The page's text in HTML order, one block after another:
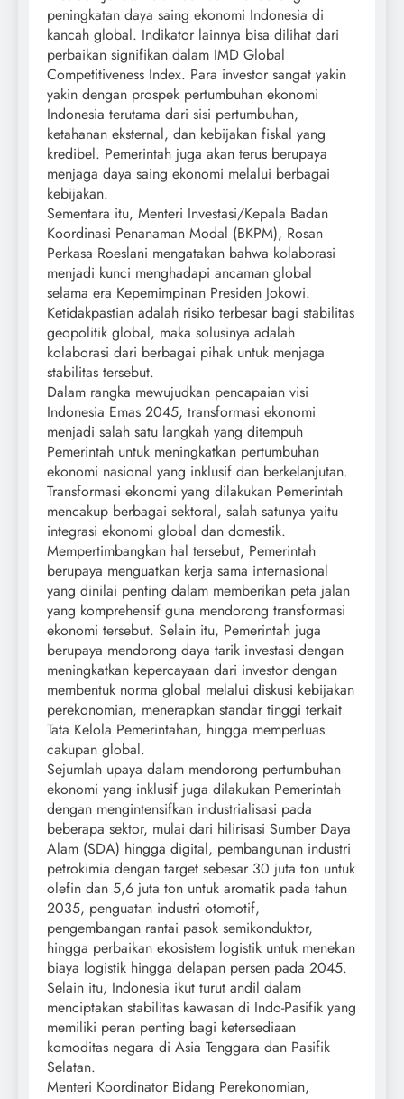
peningkatan daya saing ekonomi Indonesia di
kancah global. Indikator lainnya bisa dilihat dari
perbaikan signifikan dalam IMD Global
Competitiveness Index. Para investor sangat yakin
yakin dengan prospek pertumbuhan ekonomi
Indonesia terutama dari sisi pertumbuhan,
ketahanan eksternal, dan kebijakan fiskal yang
kredibel. Pemerintah juga akan terus berupaya
menjaga daya saing ekonomi melalui berbagai
kebijakan.
Sementara itu, Menteri Investasi/Kepala Badan
Koordinasi Penanaman Modal (BKPM), Rosan
Perkasa Roeslani mengatakan bahwa kolaborasi
menjadi kunci menghadapi ancaman global
selama era Kepemimpinan Presiden Jokowi.
Ketidakpastian adalah risiko terbesar bagi stabilitas
geopolitik global, maka solusinya adalah
kolaborasi dari berbagai pihak untuk menjaga
stabilitas tersebut.
Dalam rangka mewujudkan pencapaian visi
Indonesia Emas 2045, transformasi ekonomi
menjadi salah satu langkah yang ditempuh
Pemerintah untuk meningkatkan pertumbuhan
ekonomi nasional yang inklusif dan berkelanjutan.
Transformasi ekonomi yang dilakukan Pemerintah
mencakup berbagai sektoral, salah satunya yaitu
integrasi ekonomi global dan domestik.
Mempertimbangkan hal tersebut, Pemerintah
berupaya menguatkan kerja sama internasional
yang dinilai penting dalam memberikan peta jalan
yang komprehensif guna mendorong transformasi
ekonomi tersebut. Selain itu, Pemerintah juga
berupaya mendorong daya tarik investasi dengan
meningkatkan kepercayaan dari investor dengan
membentuk norma global melalui diskusi kebijakan
perekonomian, menerapkan standar tinggi terkait
Tata Kelola Pemerintahan, hingga memperluas
cakupan global.
Sejumlah upaya dalam mendorong pertumbuhan
ekonomi yang inklusif juga dilakukan Pemerintah
dengan mengintensifkan industrialisasi pada
beberapa sektor, mulai dari hilirisasi Sumber Daya
Alam (SDA) hingga digital, pembangunan industri
petrokimia dengan target sebesar 30 juta ton untuk
olefin dan 5,6 juta ton untuk aromatik pada tahun
2035, penguatan industri otomotif,
pengembangan rantai pasok semikonduktor,
hingga perbaikan ekosistem logistik untuk menekan
biaya logistik hingga delapan persen pada 2045.
Selain itu, Indonesia ikut turut andil dalam
menciptakan stabilitas kawasan di Indo-Pasifik yang
memiliki peran penting bagi ketersediaan
komoditas negara di Asia Tenggara dan Pasifik
Selatan.
Menteri Koordinator Bidang Perekonomian,